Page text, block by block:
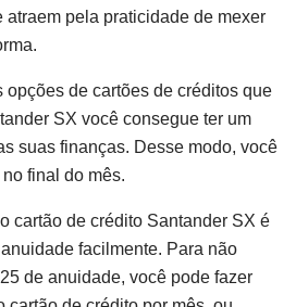
atraem pela praticidade de mexer
opções de cartões de créditos que
SX você consegue ter um
suas finanças. Desse modo, você
final do mês.
cartão de crédito Santander SX é
facilmente. Para não
de anuidade, você pode fazer